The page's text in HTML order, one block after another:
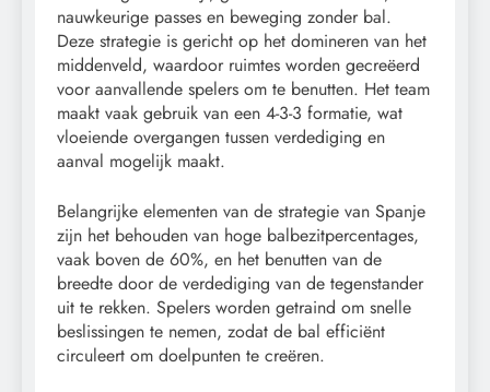
nauwkeurige passes en beweging zonder bal.
Deze strategie is gericht op het domineren van het
middenveld, waardoor ruimtes worden gecreëerd
voor aanvallende spelers om te benutten. Het team
maakt vaak gebruik van een 4-3-3 formatie, wat
vloeiende overgangen tussen verdediging en
aanval mogelijk maakt.
Belangrijke elementen van de strategie van Spanje
zijn het behouden van hoge balbezitpercentages,
vaak boven de 60%, en het benutten van de
breedte door de verdediging van de tegenstander
uit te rekken. Spelers worden getraind om snelle
beslissingen te nemen, zodat de bal efficiënt
circuleert om doelpunten te creëren.